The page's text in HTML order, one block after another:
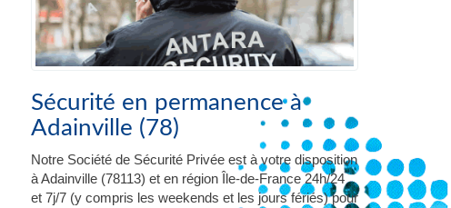
Sécurité en permanence à
Adainville (78)
Notre Société de Sécurité Privée est à votre disposition
à Adainville (78113) et en région Île-de-France 24h/24
et 7j/7 (y compris les weekends et les jours fériés) pour